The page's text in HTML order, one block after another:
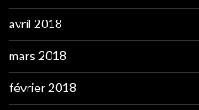
avril 2018
mars 2018
février 2018